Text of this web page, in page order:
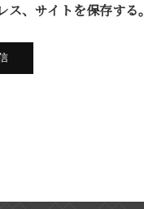
、サイトを保存する。